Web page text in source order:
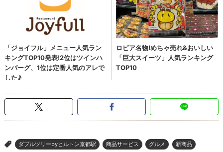
> ダブルツリーbyヒルトン京都駅 商品サービス グルメ 新商品